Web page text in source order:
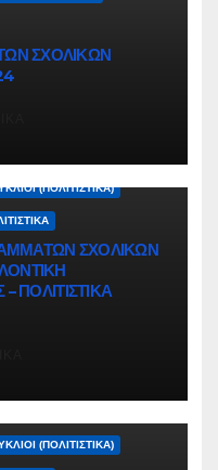
ΣΧΟΛΙΚΩΝ
(ΠΟΛΙΤΙΣΤΙΚΆ)
ΣΧΟΛΙΚΩΝ
ΠΟΛΙΤΙΣΤΙΚΑ
(ΠΟΛΙΤΙΣΤΙΚΆ)